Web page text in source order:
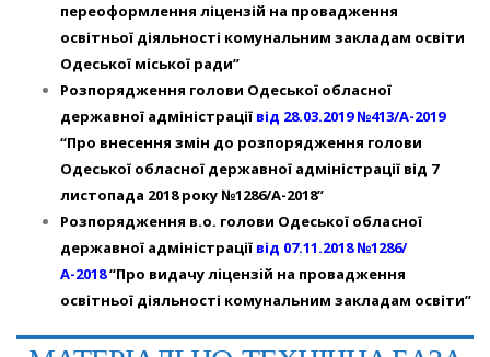
переоформлення ліцензій на провадження
освітньої діяльності комунальним закладам освіти
Одеської міської ради”
Розпорядження голови Одеської обласної
державної адміністрації від 28.03.2019 №413/А-2019
“Про внесення змін до розпорядження голови
Одеської обласної державної адміністрації від 7
листопада 2018 року №1286/А-2018”
Розпорядження в.о. голови Одеської обласної
державної адміністрації від 07.11.2018 №1286/
А-2018“Про видачу ліцензій на провадження
освітньої діяльності комунальним закладам освіти”